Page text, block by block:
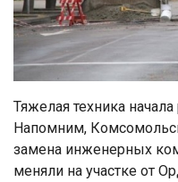
Тяжелая техника
Напомним,
замена инженерных
меняли на участке от